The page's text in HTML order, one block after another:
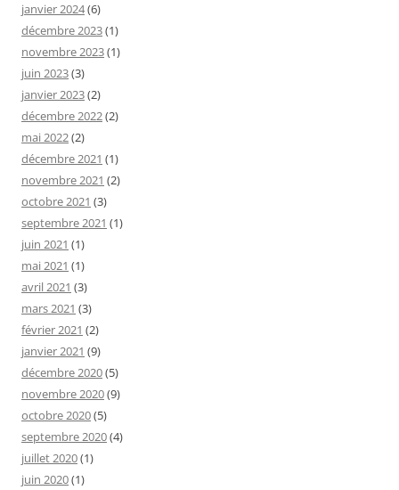
janvier 2024(6)
décembre 2023(1)
novembre 2023(1)
juin 2023(3)
janvier 2023(2)
décembre 2022(2)
mai 2022(2)
décembre 2021 (1)
novembre 2021 (2)
octobre 2021 (3)
septembre 2021 (1)
juin 2021 (1)
mai 2021 (1)
avril 2021 (3)
mars 2021 (3)
février 2021 (2)
janvier 2021 (9)
décembre 2020(5)
novembre 2020(9)
octobre 2020(5)
septembre 2020(4)
juillet 2020(1)
juin 2020(1)